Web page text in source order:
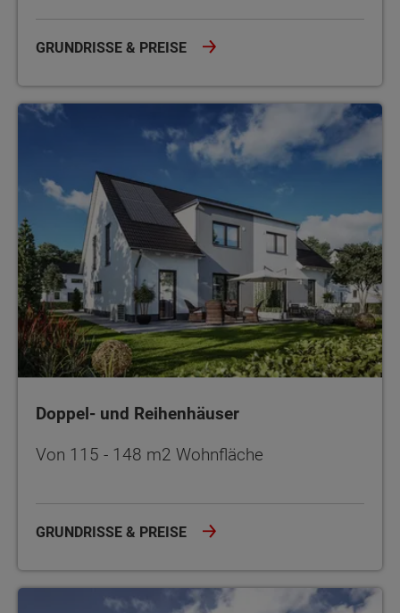
GRUNDRISSE & PREISE
Doppel- und Reihenhäuser
Doppel- und Reihenhäuser
Von 115 - 148 m2 Wohnfläche
GRUNDRISSE & PREISE
Zweifamilienhäuser